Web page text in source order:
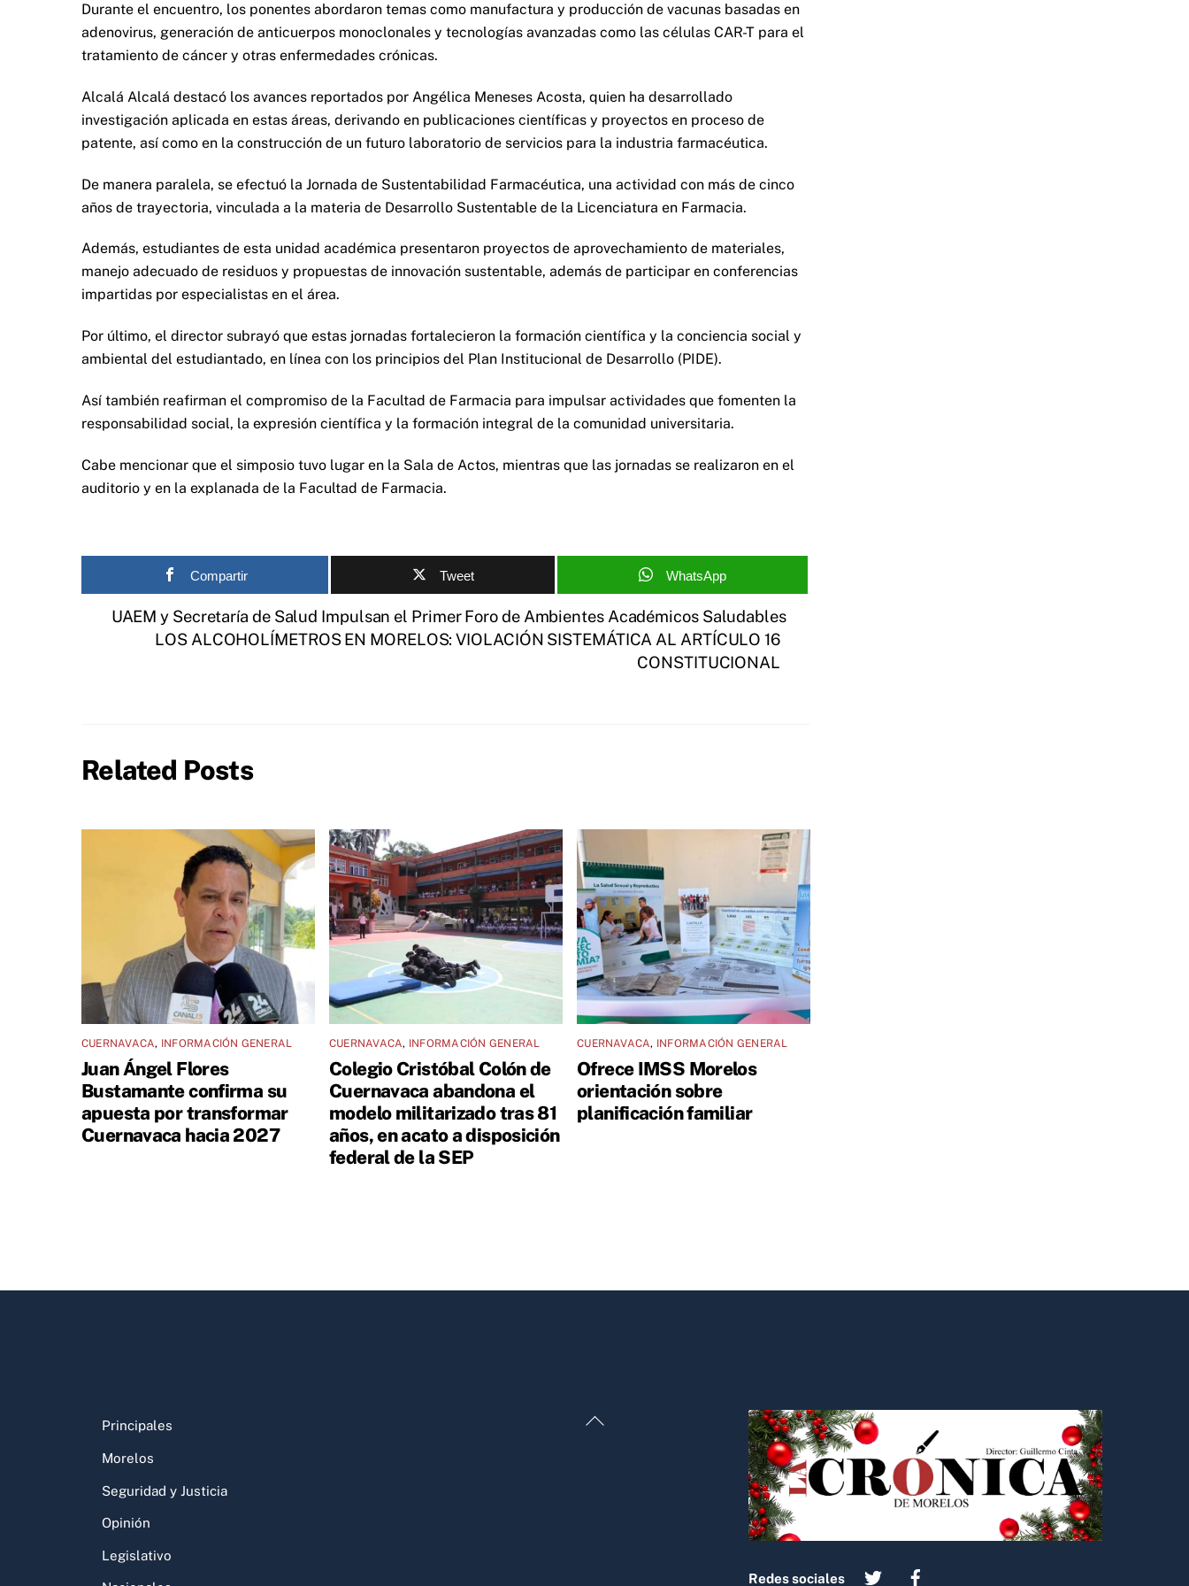
Durante el encuentro, los ponentes abordaron temas como manufactura y producción de vacunas basadas en
adenovirus, generación de anticuerpos monoclonales y tecnologías avanzadas como las células CAR-T para el
tratamiento de cáncer y otras enfermedades crónicas.
Alcalá Alcalá destacó los avances reportados por Angélica Meneses Acosta, quien ha desarrollado
investigación aplicada en estas áreas, derivando en publicaciones científicas y proyectos en proceso de
patente, así como en la construcción de un futuro laboratorio de servicios para la industria farmacéutica.
De manera paralela, se efectuó la Jornada de Sustentabilidad Farmacéutica, una actividad con más de cinco
años de trayectoria, vinculada a la materia de Desarrollo Sustentable de la Licenciatura en Farmacia.
Además, estudiantes de esta unidad académica presentaron proyectos de aprovechamiento de materiales,
manejo adecuado de residuos y propuestas de innovación sustentable, además de participar en conferencias
impartidas por especialistas en el área.
Por último, el director subrayó que estas jornadas fortalecieron la formación científica y la conciencia social y
ambiental del estudiantado, en línea con los principios del Plan Institucional de Desarrollo (PIDE).
Así también reafirman el compromiso de la Facultad de Farmacia para impulsar actividades que fomenten la
responsabilidad social, la expresión científica y la formación integral de la comunidad universitaria.
Cabe mencionar que el simposio tuvo lugar en la Sala de Actos, mientras que las jornadas se realizaron en el
auditorio y en la explanada de la Facultad de Farmacia.
Compartir Tweet WhatsApp
UAEM y Secretaría de Salud Impulsan el Primer Foro de Ambientes Académicos Saludables
LOS ALCOHOLÍMETROS EN MORELOS: VIOLACIÓN SISTEMÁTICA AL ARTÍCULO 16
CONSTITUCIONAL
Related Posts
CUERNAVACA, INFORMACIÓN GENERAL
Juan Ángel Flores
Bustamante confirma su
apuesta por transformar
Cuernavaca hacia 2027
CUERNAVACA, INFORMACIÓN GENERAL
Colegio Cristóbal Colón de
Cuernavaca abandona el
modelo militarizado tras 81
años, en acato a disposición
federal de la SEP
CUERNAVACA, INFORMACIÓN GENERAL
Ofrece IMSS Morelos
orientación sobre
planificación familiar
Back
Redes sociales
Principales
Morelos
Seguridad y Justicia
Opinión
Legislativo